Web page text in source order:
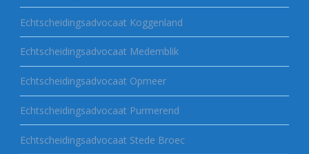
Echtscheidingsadvocaat Koggenland
Echtscheidingsadvocaat Medemblik
Echtscheidingsadvocaat Opmeer
Echtscheidingsadvocaat Purmerend
Echtscheidingsadvocaat Stede Broec